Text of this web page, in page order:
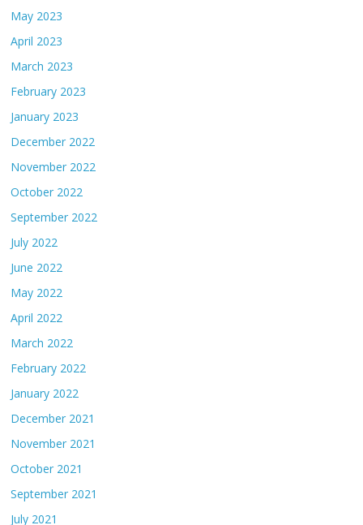
May 2023
April 2023
March 2023
February 2023
January 2023
December 2022
November 2022
October 2022
September 2022
July 2022
June 2022
May 2022
April 2022
March 2022
February 2022
January 2022
December 2021
November 2021
October 2021
September 2021
July 2021